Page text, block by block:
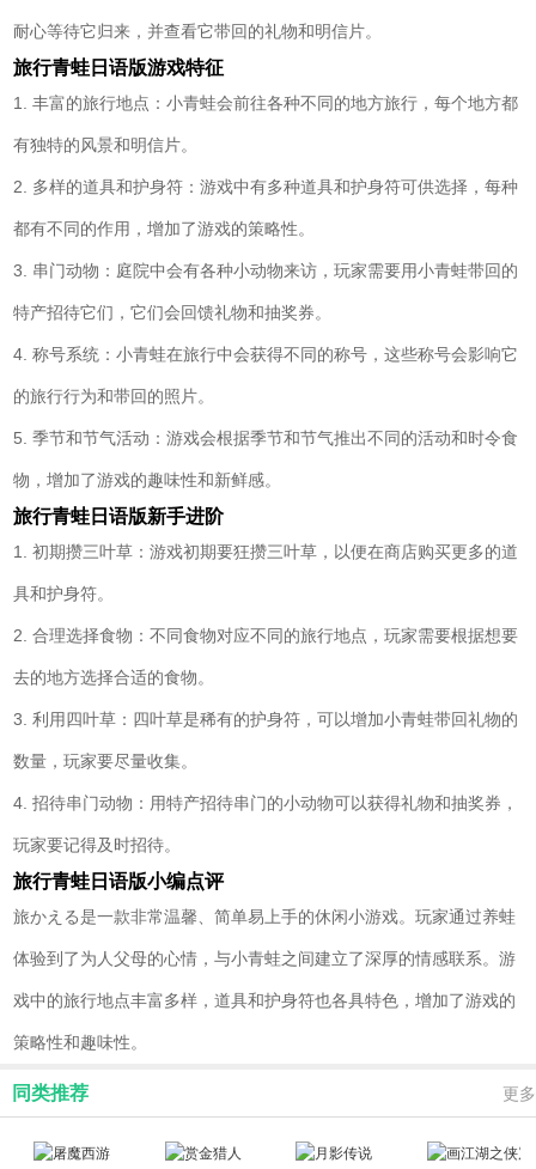
耐心等待它归来，并查看它带回的礼物和明信片。
旅行青蛙日语版游戏特征
1. 丰富的旅行地点：小青蛙会前往各种不同的地方旅行，每个地方都
有独特的风景和明信片。
2. 多样的道具和护身符：游戏中有多种道具和护身符可供选择，每种
都有不同的作用，增加了游戏的策略性。
3. 串门动物：庭院中会有各种小动物来访，玩家需要用小青蛙带回的
特产招待它们，它们会回馈礼物和抽奖券。
4. 称号系统：小青蛙在旅行中会获得不同的称号，这些称号会影响它
的旅行行为和带回的照片。
5. 季节和节气活动：游戏会根据季节和节气推出不同的活动和时令食
物，增加了游戏的趣味性和新鲜感。
旅行青蛙日语版新手进阶
1. 初期攒三叶草：游戏初期要狂攒三叶草，以便在商店购买更多的道
具和护身符。
2. 合理选择食物：不同食物对应不同的旅行地点，玩家需要根据想要
去的地方选择合适的食物。
3. 利用四叶草：四叶草是稀有的护身符，可以增加小青蛙带回礼物的
数量，玩家要尽量收集。
4. 招待串门动物：用特产招待串门的小动物可以获得礼物和抽奖券，
玩家要记得及时招待。
旅行青蛙日语版小编点评
旅かえる是一款非常温馨、简单易上手的休闲小游戏。玩家通过养蛙
体验到了为人父母的心情，与小青蛙之间建立了深厚的情感联系。游
戏中的旅行地点丰富多样，道具和护身符也各具特色，增加了游戏的
策略性和趣味性。
同类推荐 更多